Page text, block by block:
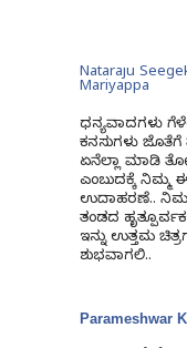
Nataraju
Mariyappa
ಧನ್ಯವಾದಗಳು
ಕನಸುಗಳು ಜೊತೆಗೆ
ಏನೆಲ್ಲಾ ಮಾಡಿ
ಎಂಬುದಕ್ಕೆ ನಿಮ್ಮ
ಉದಾಹರಣೆ.. ನಿಮಗೆ
ತಂಡದ
ಇನ್ನು ಉತ್ತಮ
ಶುಭವಾಗಲಿ..
Parameshwar